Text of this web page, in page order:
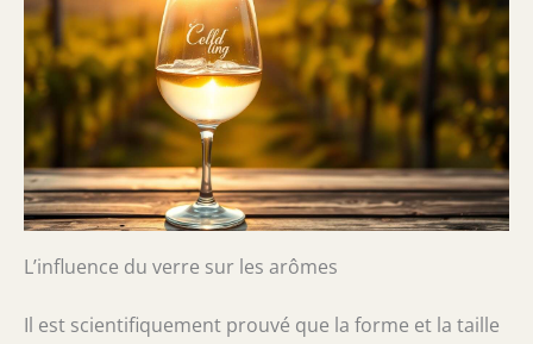
L’influence du verre sur les arômes
Il est scientifiquement prouvé que la forme et la taille